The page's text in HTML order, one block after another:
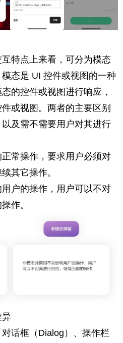
特点上来看，可分为模态
态是 UI 控件或视图的一种
的控件或视图进行响应，
或视图。两者的主要区别
及需不需要用户对其进行
常操作，要求用户必须对
其它操作。
户的操作，用户可以不对
作。
异
话框（Dialog）、操作栏